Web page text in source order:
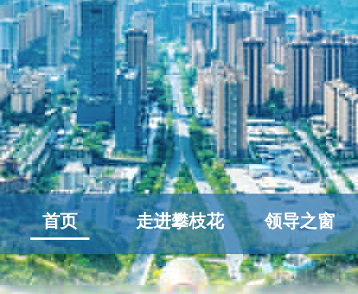
首页 走进攀枝花 领导之窗